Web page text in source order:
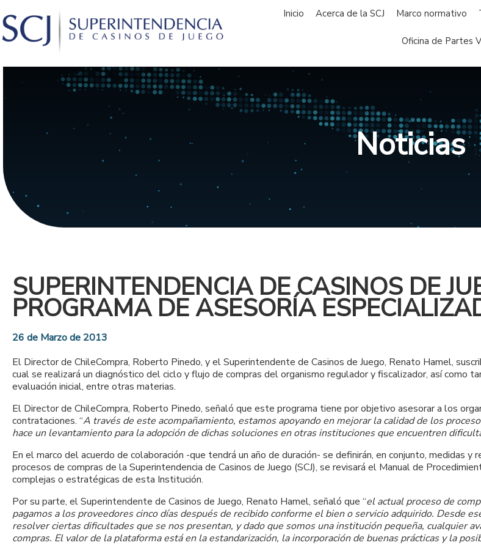
Inicio Acerca de la SCJ Marco normativo
Oficina de Partes
Noticias
SUPERINTENDENCIA DE CASINOS DE
PROGRAMA DE ASESORÍA
26 de Marzo de 2013
El Director de ChileCompra, Roberto Pinedo, y el Superintendente de Casinos de Juego, Renato Hamel,
cual se realizará un diagnóstico del ciclo y flujo de compras del organismo regulador y fiscalizador, así como
evaluación inicial, entre otras materias.
El Director de ChileCompra, Roberto Pinedo, señaló que este programa tiene por objetivo asesorar a los
contrataciones. “A través de este acompañamiento, estamos apoyando en mejorar la calidad de los
hace un levantamiento para la adopción de dichas soluciones en otras instituciones que encuentren
En el marco del acuerdo de colaboración -que tendrá un año de duración- se definirán, en conjunto, medidas
procesos de compras de la Superintendencia de Casinos de Juego (SCJ), se revisará el Manual de
complejas o estratégicas de esta Institución.
Por su parte, el Superintendente de Casinos de Juego, Renato Hamel, señaló que “el actual proceso de
pagamos a los proveedores cinco días después de recibido conforme el bien o servicio adquirido. Desde
resolver ciertas dificultades que se nos presentan, y dado que somos una institución pequeña, cualquier
compras. El valor de la plataforma está en la estandarización, la incorporación de buenas prácticas y la